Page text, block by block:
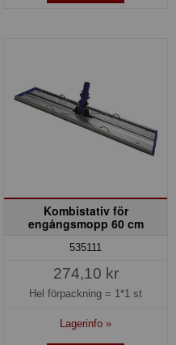
Kombistativ för
engångsmopp 60 cm
535111
274,10 kr
Hel förpackning = 1*1 st
Lagerinfo »